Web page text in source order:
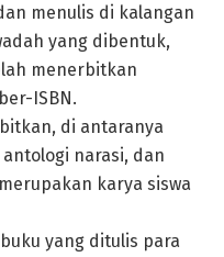
menulis di kalangan
yang dibentuk,
menerbitkan
ISBN.
di antaranya
narasi, dan
karya siswa
yang ditulis para